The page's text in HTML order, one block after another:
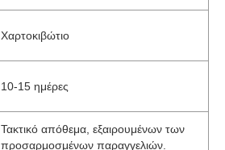
Χαρτοκιβώτιο
10-15 ημέρες
Τακτικό απόθεμα, εξαιρουμένων των
προσαρμοσμένων παραγγελιών.